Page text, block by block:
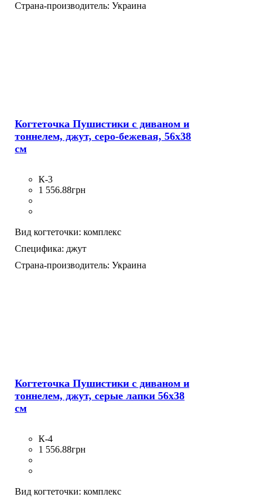
Страна-производитель: Украина
Когтеточка Пушистики с диваном и
тоннелем, джут, серо-бежевая, 56х38
см
К-3
1 556.88грн
Вид когтеточки: комплекс
Специфика: джут
Страна-производитель: Украина
Когтеточка Пушистики с диваном и
тоннелем, джут, серые лапки 56х38
см
К-4
1 556.88грн
Вид когтеточки: комплекс